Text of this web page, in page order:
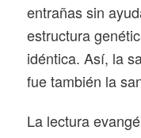
entrañas sin
estructura
idéntica. Así, la
fue también la
La lectura